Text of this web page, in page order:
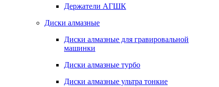
Держатели АГШК
Диски алмазные
Диски алмазные для гравировальной
машинки
Диски алмазные турбо
Диски алмазные ультра тонкие